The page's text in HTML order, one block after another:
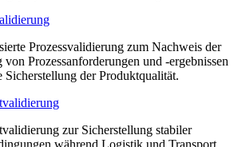
Prozessvalidierung zum Nachweis der
Prozessanforderungen und -ergebnissen
Sicherstellung der Produktqualität.
zur Sicherstellung stabiler
während Logistik und Transport